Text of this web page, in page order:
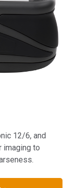
12/6, and
imaging to